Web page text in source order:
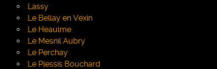
Lassy
Le Bellay en Vexin
Le Heaulme
Le Mesnil Aubry
Le Perchay
Le Plessis Bouchard